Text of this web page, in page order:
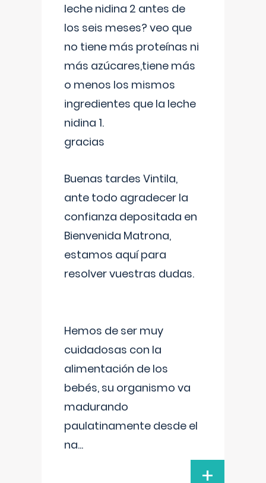
leche nidina 2 antes de
los seis meses? veo que
no tiene más proteínas ni
más azúcares,tiene más
o menos los mismos
ingredientes que la leche
nidina 1.
gracias
Buenas tardes Vintila,
ante todo agradecer la
confianza depositada en
Bienvenida Matrona,
estamos aquí para
resolver vuestras dudas.
Hemos de ser muy
cuidadosas con la
alimentación de los
bebés, su organismo va
madurando
paulatinamente desde el
na...
+